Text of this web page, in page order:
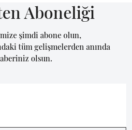
Aboneliği
şimdi abone olun,
tüm gelişmelerden anında
olsun.